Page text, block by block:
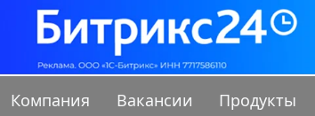
Компания Вакансии Продукты